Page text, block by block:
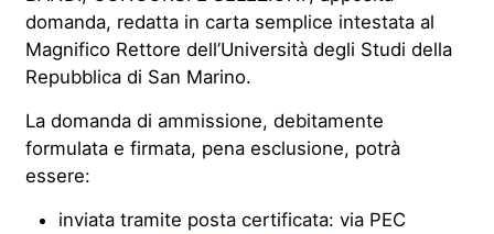
domanda, redatta in carta semplice intestata al
Magnifico Rettore dell’Università degli Studi della
Repubblica di San Marino.
La domanda di ammissione, debitamente
formulata e firmata, pena esclusione, potrà
essere:
inviata tramite posta certificata: via PEC